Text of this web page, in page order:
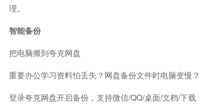
理。
智能备份
把电脑搬到夸克网盘
重要办公学习资料怕丢失？网盘备份文件时电脑变慢？
登录夸克网盘开启备份，支持微信/QQ/桌面/文档/下载